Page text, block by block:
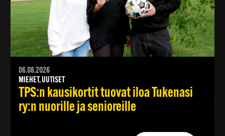
06.08.2026
MIEHET, UUTISET
TPS:n kausikortit tuovat iloa Tukenasi
ry:n nuorille ja senioreille